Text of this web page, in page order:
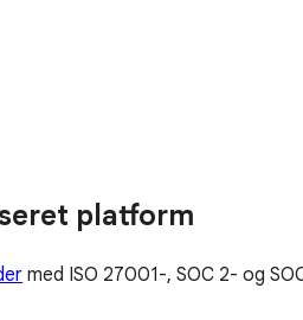
platform
med ISO 27001-, SOC 2- og